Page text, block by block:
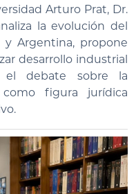
Arturo Prat, Dr.
la evolución del
Argentina, propone
desarrollo industrial
el debate sobre la
figura jurídica